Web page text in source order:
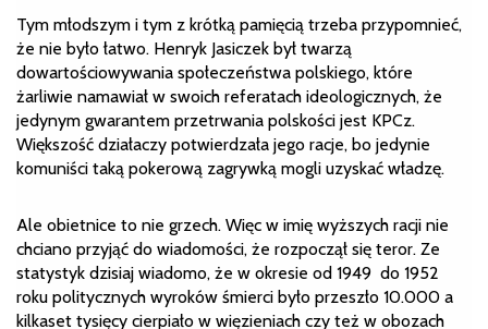
Tym młodszym i tym z krótką pamięcią trzeba przypomnieć,
że nie było łatwo. Henryk Jasiczek był twarzą
dowartościowywania społeczeństwa polskiego, które
żarliwie namawiał w swoich referatach ideologicznych, że
jedynym gwarantem przetrwania polskości jest KPCz.
Większość działaczy potwierdzała jego racje, bo jedynie
komuniści taką pokerową zagrywką mogli uzyskać władzę.
Ale obietnice to nie grzech. Więc w imię wyższych racji nie
chciano przyjąć do wiadomości, że rozpoczął się teror. Ze
statystyk dzisiaj wiadomo, że w okresie od 1949 do 1952
roku politycznych wyroków śmierci było przeszło 10.000 a
kilkaset tysięcy cierpiało w więzieniach czy też w obozach